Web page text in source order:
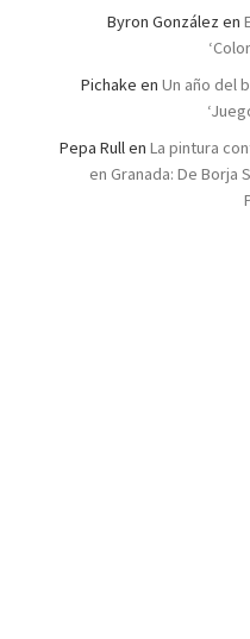
Byron González en
Pichake en Un año del
Pepa Rullen La pintura
en Granada: De Borja